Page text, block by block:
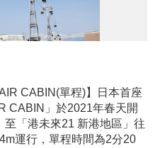
CABIN(單程)】日本首座
CABIN」於2021年春天開
「港未來21 新港地區」往
運行，單程時間為2分20